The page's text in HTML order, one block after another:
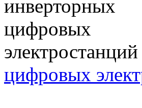
цифровых